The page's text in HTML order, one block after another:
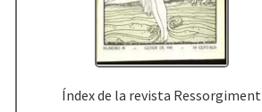
Índex de la revista Ressorgiment